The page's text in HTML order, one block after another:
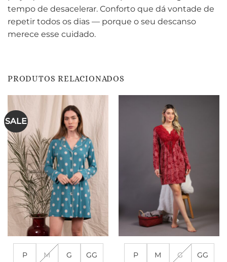
tempo de desacelerar. Conforto que dá vontade de
repetir todos os dias — porque o seu descanso
merece esse cuidado.
PRODUTOS RELACIONADOS
SALE
P M G GG P M G GG